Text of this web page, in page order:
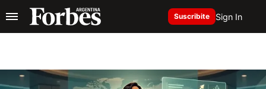
Suscribite Sign In